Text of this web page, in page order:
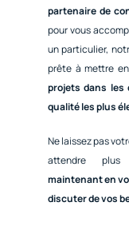
partenaire de
pour vous
un particulier,
prête à mettre
projets dans les
qualité les plus
Ne laissez pas
attendre plus
maintenant en
discuter de vos